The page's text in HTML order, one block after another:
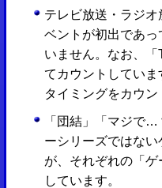
テレビ放送・ラジ
ベントが初出であ
いません。なお、
てカウントしてい
タイミングをカウン
「団結」「マジで
ーシリーズではな
が、それぞれの「
しています。